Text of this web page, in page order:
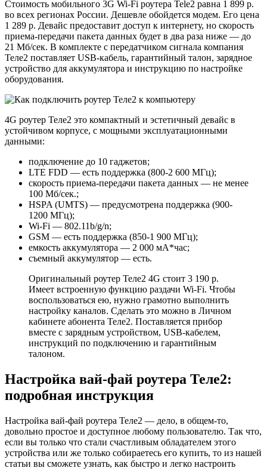
Стоимость мобильного 3G Wi-Fi роутера Tele2 равна 1 899 р.
во всех регионах России. Дешевле обойдется модем. Его цена
1 289 р. Девайс предоставит доступ к интернету, но скорость
приема-передачи пакета данных будет в два раза ниже — до
21 Мб/сек. В комплекте с передатчиком сигнала компания
Теле2 поставляет USB-кабель, гарантийный талон, зарядное
устройство для аккумулятора и инструкцию по настройке
оборудования.
4G роутер Теле2 это компактный и эстетичный девайс в
устойчивом корпусе, с мощными эксплуатационными
данными:
подключение до 10 гаджетов;
LTE FDD — есть поддержка (800-2 600 МГц);
скорость приема-передачи пакета данных — не менее
100 Мб/сек.;
HSPA (UMTS) — предусмотрена поддержка (900-
1200 МГц);
Wi-Fi — 802.11b/g/n;
GSM — есть поддержка (850-1 900 МГц);
емкость аккумулятора — 2 000 мА*час;
съемный аккумулятор — есть.
Оригинальный роутер Теле2 4G стоит 3 190 р.
Имеет встроенную функцию раздачи Wi-Fi. Чтобы
воспользоваться ею, нужно грамотно выполнить
настройку каналов. Сделать это можно в Личном
кабинете абонента Теле2. Поставляется прибор
вместе с зарядным устройством, USB-кабелем,
инструкций по подключению и гарантийным
талоном.
Настройка вай-фай роутера Теле2:
подробная инструкция
Настройка вай-фай роутера Теле2 — дело, в общем-то,
довольно простое и доступное любому пользователю. Так что,
если вы только что стали счастливым обладателем этого
устройства или же только собираетесь его купить, то из нашей
статьи вы сможете узнать, как быстро и легко настроить